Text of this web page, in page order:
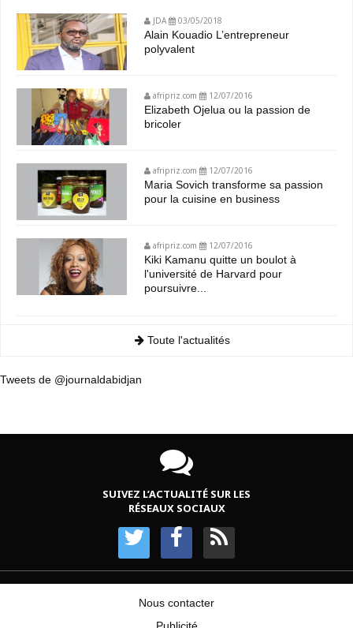
JDA 03/05/2018
Alain Kouadio L’entrepreneur
polyvalent
afripriz.com 12/07/2016
Elizabeth Ojelua ou la passion de
bricoler
afripriz.com 12/07/2016
Maria Sovich transforme sa passion
pour la cuisine en business
afripriz.com 12/07/2016
Kiki Kamanu quitte un boulot à
l'université de Harvard pour
poursuivre...
Toute l'actualités
Tweets de @journaldabidjan
SUIVEZ L’ACTUALITÉ SUR LES
RÉSEAUX SOCIAUX
Nous contacter